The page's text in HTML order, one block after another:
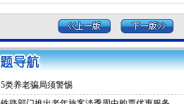
5类养老骗局须警惕